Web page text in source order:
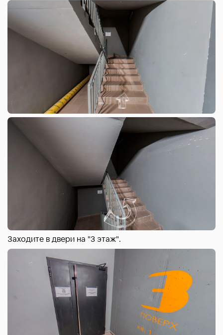
Заходите в двери на "3 этаж".